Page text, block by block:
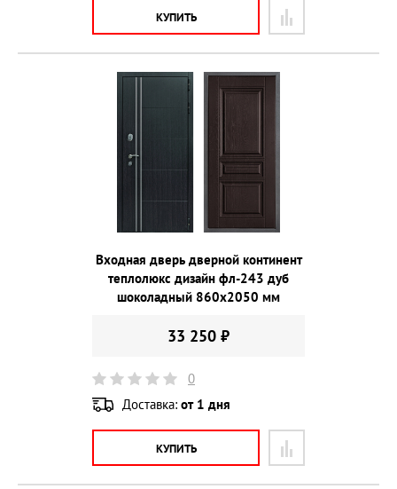
КУПИТЬ
Входная дверь дверной континент
теплолюкс дизайн фл-243 дуб
шоколадный 860х2050 мм
33 250 ₽
0
Доставка: от 1 дня
КУПИТЬ